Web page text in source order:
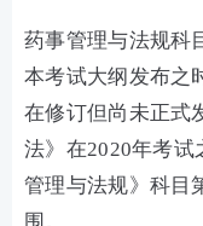
药事管理与法规科
本考试大纲发布之
在修订但尚未正式
法》在2020年考试
管理与法规》科目